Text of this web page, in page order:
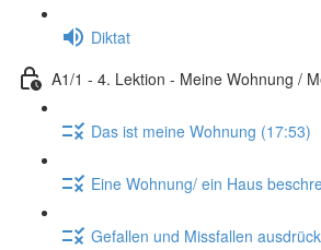
Diktat
A1/1 - 4. Lektion - Meine Wohnung /
Das ist meine Wohnung (17:53)
Eine Wohnung/ ein Haus
Gefallen und Missfallen